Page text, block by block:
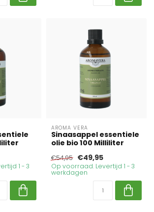
1 - 3
AROMA VERA
Sinaasappel essentiele
olie bio 100 Milliliter
€54,95 €49,95
Op voorraad. Levertijd 1 - 3
werkdagen